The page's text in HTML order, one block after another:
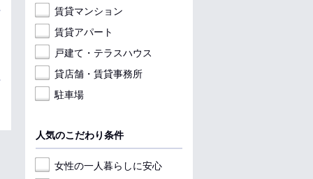
賃貸マンション
賃貸アパート
戸建て・テラスハウス
貸店舗・賃貸事務所
駐車場
人気のこだわり条件
女性の一人暮らしに安心